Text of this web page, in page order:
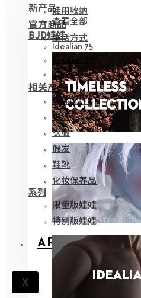
娃用收纳
官方商品
生活方式
ARCHIVES
X
新产品
查看全部
BJD娃娃
Idealian 75
Idealian 68
Idealian 51
相关产品
娃体配件
眼珠
衣服
假发
鞋靴
化妆保养品
系列
限量版娃娃
特别版娃娃